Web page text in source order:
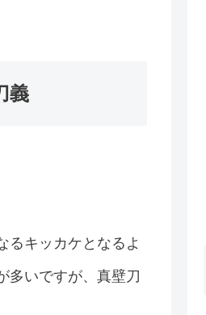
義
るキッカケとなるよ
多いですが、真壁刀